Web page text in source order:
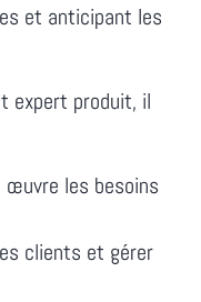
et anticipant les
expert produit, il
les besoins
clients et gérer